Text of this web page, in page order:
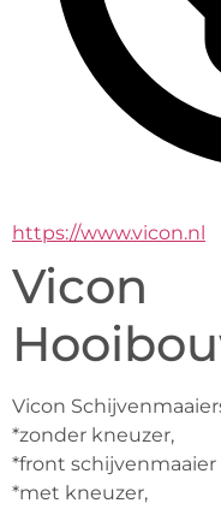
https://www.vicon.nl
Vicon
Vicon
*zonder kneuzer,
*front
*met kneuzer,